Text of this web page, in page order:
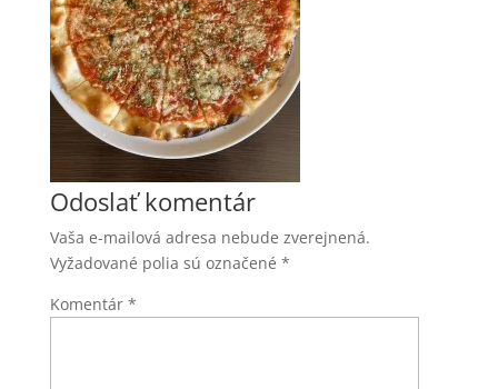
Odoslať komentár
Vaša e-mailová adresa nebude zverejnená.
Vyžadované polia sú označené *
Komentár *